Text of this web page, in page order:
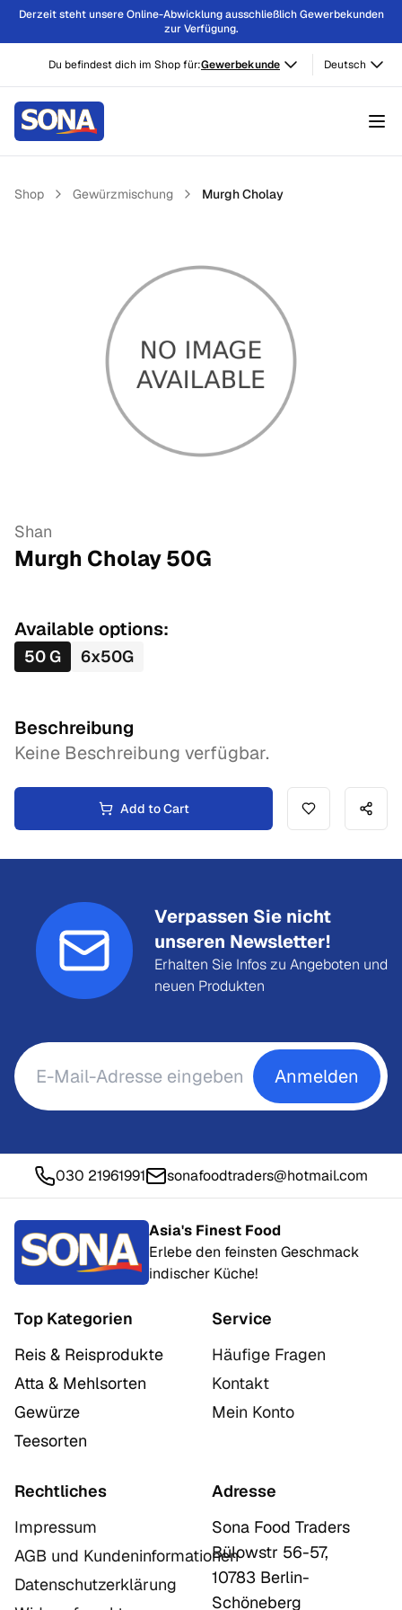
Derzeit steht unsere Online-Abwicklung ausschließlich Gewerbekunden
zur Verfügung.
Du befindest dich im Shop für:Gewerbekunde Deutsch
Shop Gewürzmischung Murgh Cholay
Shan
Murgh Cholay50G
Available options:
50G 6x50G
Beschreibung
Keine Beschreibung verfügbar.
Add to Cart
Verpassen Sie nicht
unseren Newsletter!
Erhalten Sie Infos zu Angeboten und
neuen Produkten
Anmelden
030 21961991 sonafoodtraders@hotmail.com
Asia's Finest Food
Erlebe den feinsten Geschmack
indischer Küche!
Top Kategorien
Reis & Reisprodukte
Atta & Mehlsorten
Gewürze
Teesorten
Service
Häufige Fragen
Kontakt
Mein Konto
Rechtliches
Impressum
AGB und Kundeninformationen
Datenschutzerklärung
Adresse
Sona Food Traders
Bülowstr 56-57,
10783 Berlin-
Schöneberg